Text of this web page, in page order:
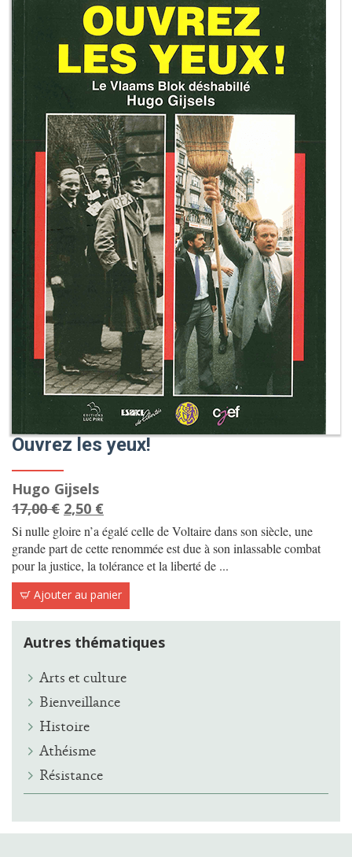
Ouvrez les yeux!
Hugo Gijsels
17,00€ Le
prix
initial
était :
17,00 €.
2,50 €Le
prix
actuel
est :
2,50 €.
Si nulle gloire n’a égalé celle de Voltaire dans son siècle, une
grande part de cette renommée est due à son inlassable combat
pour la justice, la tolérance et la liberté de ...
Ajouter au panier
Autres thématiques
Arts et culture
Bienveillance
Histoire
Athéisme
Résistance